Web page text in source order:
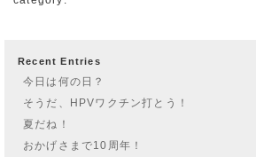
Recent Entries
今日は何の日？
そうだ、HPVワクチン打とう！
夏だね！
おかげさまで10周年！